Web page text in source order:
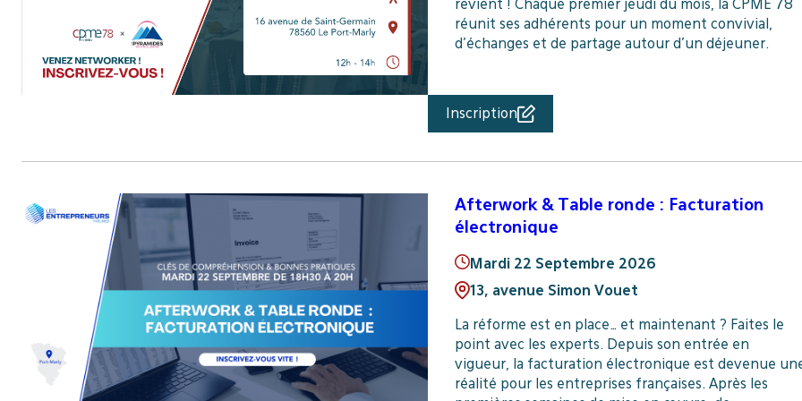
revient ! Chaque premier jeudi du mois, la CPME 78
réunit ses adhérents pour un moment convivial,
d’échanges et de partage autour d’un déjeuner.
Inscription
Afterwork & Table ronde : Facturation
électronique
Mardi 22 Septembre 2026
13, avenue Simon Vouet
La réforme est en place… et maintenant ? Faites le
point avec les experts. Depuis son entrée en
vigueur, la facturation électronique est devenue
réalité pour les entreprises françaises. Après les